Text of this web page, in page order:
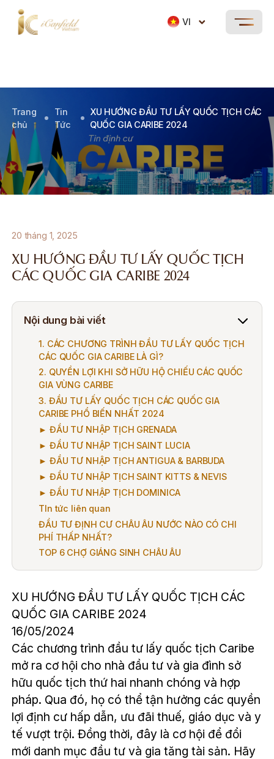
VI
Trang
chủ
Tin
Tức
XU HƯỚNG ĐẦU TƯ LẤY QUỐC TỊCH CÁC
QUỐC GIA CARIBE 2024
20 tháng 1, 2025
XU HƯỚNG ĐẦU TƯ LẤY QUỐC TỊCH
CÁC QUỐC GIA CARIBE 2024
Nội dung bài viết
1. CÁC CHƯƠNG TRÌNH ĐẦU TƯ LẤY QUỐC TỊCH
CÁC QUỐC GIA CARIBE LÀ GÌ?
2. QUYỀN LỢI KHI SỞ HỮU HỘ CHIẾU CÁC QUỐC
GIA VÙNG CARIBE
3. ĐẦU TƯ LẤY QUỐC TỊCH CÁC QUỐC GIA
CARIBE PHỔ BIẾN NHẤT 2024
► ĐẦU TƯ NHẬP TỊCH GRENADA
► ĐẦU TƯ NHẬP TỊCH SAINT LUCIA
► ĐẦU TƯ NHẬP TỊCH ANTIGUA & BARBUDA
► ĐẦU TƯ NHẬP TỊCH SAINT KITTS & NEVIS
► ĐẦU TƯ NHẬP TỊCH DOMINICA
TIn tức liên quan
ĐẦU TƯ ĐỊNH CƯ CHÂU ÂU NƯỚC NÀO CÓ CHI
PHÍ THẤP NHẤT?
TOP 6 CHỢ GIÁNG SINH CHÂU ÂU
XU HƯỚNG ĐẦU TƯ LẤY QUỐC TỊCH CÁC
QUỐC GIA CARIBE 2024
16/05/2024
Các chương trình đầu tư lấy quốc tịch Caribe
mở ra cơ hội cho nhà đầu tư và gia đình sở
hữu quốc tịch thứ hai nhanh chóng và hợp
pháp. Qua đó, họ có thể tận hưởng các quyền
lợi định cư hấp dẫn, ưu đãi thuế, giáo dục và y
tế vượt trội. Đồng thời, đây là cơ hội để đổi
mới danh mục đầu tư và gia tăng tài sản. Hãy